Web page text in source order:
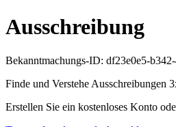
Ausschreibung
Bekanntmachungs-ID: df23e0e5-
Finde und Verstehe Ausschreibungen
Erstellen Sie ein kostenloses Konto